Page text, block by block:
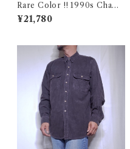
Rare Color !! 1990s Champ
ion Reverse Weave Charco
al Gray Size M / チャンピオ
¥21,780